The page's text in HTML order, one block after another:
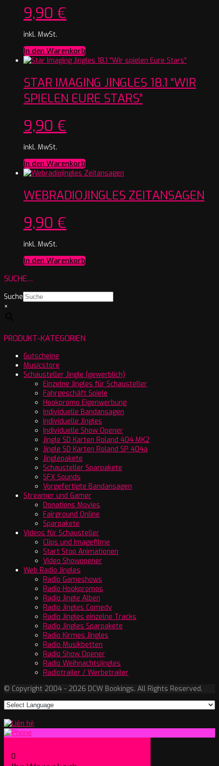
9,90 €
inkl. MwSt.
In den Warenkorb
STAR IMAGING JINGLES 18.1 “WIR
SPIELEN EURE STARS”
9,90 €
inkl. MwSt.
In den Warenkorb
WEBRADIOJINGLES ZEITANSAGEN
9,90 €
inkl. MwSt.
In den Warenkorb
SUCHE…
Suche
×
PRODUKT-KATEGORIEN
Gutscheine
Musicstore
Schausteller Jingle (gewerblich)
Einzelne Jingles für Schausteller
Fahrgeschäft Spiele
Hookpromo Eigenwerbung
Individuelle Bandansagen
Individuelle Jingles
Individuelle Show Opener
Jingle SD Karten Roland 404 MK2
Jingle SD Karten Roland SP 404a
Jinglepakete
Schausteller Sparpakete
SFX Sounds
Vorgefertigte Bandansagen
Streamer und Gamer
Donations Movies
Fairground Online
Sparpakete
Videos für Schausteller
Clips und Imagefilme
Start Stop Animationen
Video Showopener
Web Radio Jingles
Radio Gameshows
Radio Hookpromos
Radio Jingle Alben
Radio Jingles Comedy
Radio Jingles einzelne Tracks
Radio Jingles Sparpakete
Radio Kirmes Jingles
Radio Musikbetten
Radio Show Opener
Radio Weihnachtsjingles
Radiotrailer / Werbetrailer
© Copyright 2004 - 2026 DCW Bookings. All Rights Reserved.
0